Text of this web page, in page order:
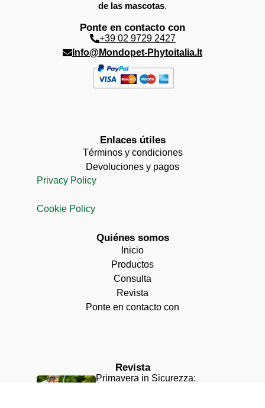
de las mascotas.
Ponte en contacto con
+39 02 9729 2427
Info@mondopet-Phytoitalia.it
Enlaces útiles
Términos y condiciones
Devoluciones y pagos
Privacy Policy
Cookie Policy
Quiénes somos
Inicio
Productos
Consulta
Revista
Ponte en contacto con
Revista
Primavera in Sicurezza: